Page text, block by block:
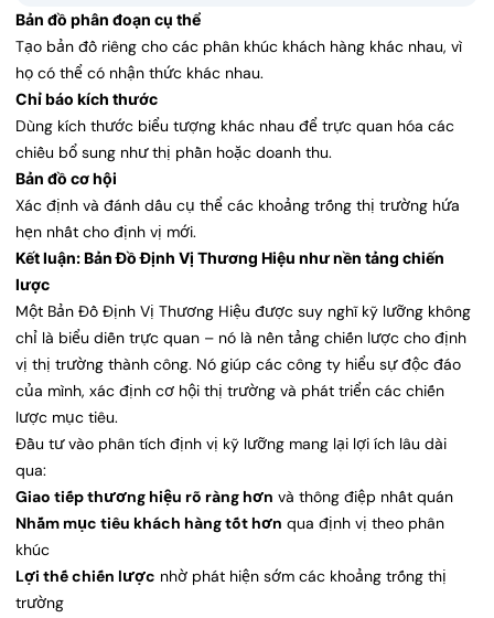
Bản đồ phân đoạn cụ thể
Tạo bản đồ riêng cho các phân khúc khách hàng khác nhau, vì
họ có thể có nhận thức khác nhau.
Chỉ báo kích thước
Dùng kích thước biểu tượng khác nhau để trực quan hóa các
chiều bổ sung như thị phần hoặc doanh thu.
Bản đồ cơ hội
Xác định và đánh dấu cụ thể các khoảng trống thị trường hứa
hẹn nhất cho định vị mới.
Kết luận: Bản Đồ Định Vị Thương Hiệu như nền tảng chiến
lược
Một Bản Đồ Định Vị Thương Hiệu được suy nghĩ kỹ lưỡng không
chỉ là biểu diễn trực quan – nó là nền tảng chiến lược cho định
vị thị trường thành công. Nó giúp các công ty hiểu sự độc đáo
của mình, xác định cơ hội thị trường và phát triển các chiến
lược mục tiêu.
Đầu tư vào phân tích định vị kỹ lưỡng mang lại lợi ích lâu dài
qua:
Giao tiếp thương hiệu rõ ràng hơn và thông điệp nhất quán
Nhắm mục tiêu khách hàng tốt hơn qua định vị theo phân
khúc
Lợi thế chiến lược nhờ phát hiện sớm các khoảng trống thị
trường